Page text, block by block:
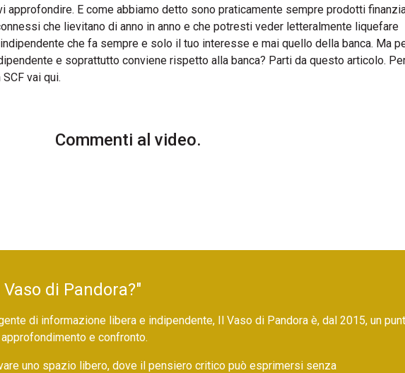
approfondire. E come abbiamo detto sono praticamente sempre prodotti
che lievitano di anno in anno e che potresti veder letteralmente liquefare
che fa sempre e solo il tuo interesse e mai quello della banca. Ma
e soprattutto conviene rispetto alla banca? Parti da questo articolo.
vai qui.
Commenti al video.
di Pandora?"
di informazione libera e indipendente, Il Vaso di Pandora è, dal 2015, un
e confronto.
uno spazio libero, dove il pensiero critico può esprimersi senza